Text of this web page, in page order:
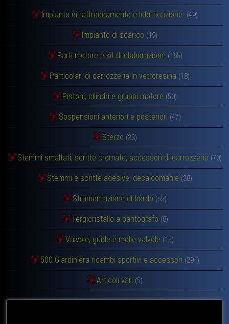
Impianto di raffreddamento e lubrificazione. (49)
Impianto di scarico (19)
Parti motore e kit di elaborazione (165)
Particolari di carrozzeria in vetroresina (18)
Pistoni, cilindri e gruppi motore (50)
Sospensioni anteriori e posteriori (47)
Sterzo (33)
Stemmi smaltati, scritte cromate, accessori di carrozzeria (70)
Stemmi e scritte adesive, decalcomanie (38)
Strumentazione di bordo (55)
Tergicristallo a pantografo (8)
Valvole, guide e molle valvole (15)
500 Giardiniera ricambi sportivi e accessori (291)
Articoli vari (5)